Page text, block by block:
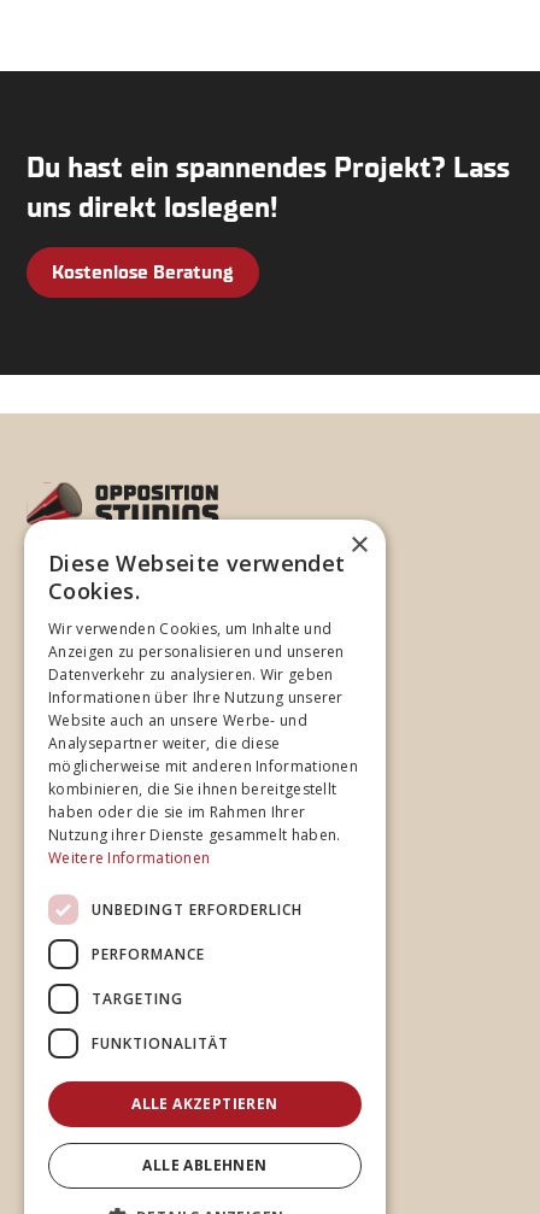
Du hast ein spannendes Projekt? Lass
uns direkt loslegen!
Kostenlose Beratung
2026Opposition Studios
Unternehmen
Home
Studios
Spezialisierung
Team
Cases
News
Rechtliches
Impressum
Datenschutz
Social
×
Diese Webseite verwendet
Cookies.
Wir verwenden Cookies, um Inhalte und
Anzeigen zu personalisieren und unseren
Datenverkehr zu analysieren. Wir geben
Informationen über Ihre Nutzung unserer
Website auch an unsere Werbe- und
Analysepartner weiter, die diese
möglicherweise mit anderen Informationen
kombinieren, die Sie ihnen bereitgestellt
haben oder die sie im Rahmen Ihrer
Nutzung ihrer Dienste gesammelt haben.
Weitere Informationen
UNBEDINGT ERFORDERLICH
PERFORMANCE
TARGETING
FUNKTIONALITÄT
ALLE AKZEPTIEREN
ALLE ABLEHNEN